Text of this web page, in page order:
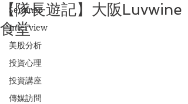
Seminar
Interview
美股分析
投資心理
投資講座
傳媒訪問
【隊長遊記】大阪Luvwine
食堂